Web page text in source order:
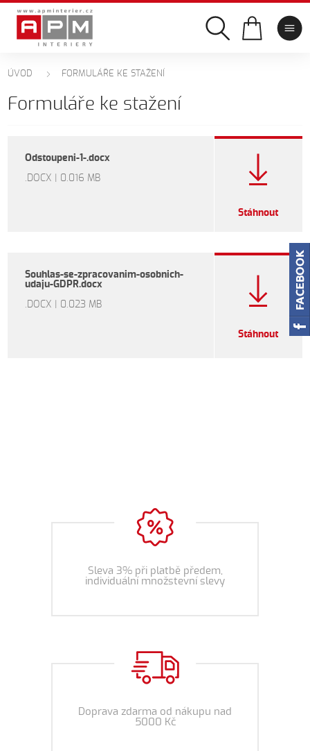
ÚVOD FORMULÁŘE KE STAŽENÍ
Formuláře ke stažení
Odstoupeni-1-.docx
.DOCX | 0.016 MB
Stáhnout
Souhlas-se-zpracovanim-osobnich-
udaju-GDPR.docx
.DOCX | 0.023 MB
Stáhnout
Sleva 3% při platbě předem,
individuální množstevní slevy
Doprava zdarma od nákupu nad
5000 Kč